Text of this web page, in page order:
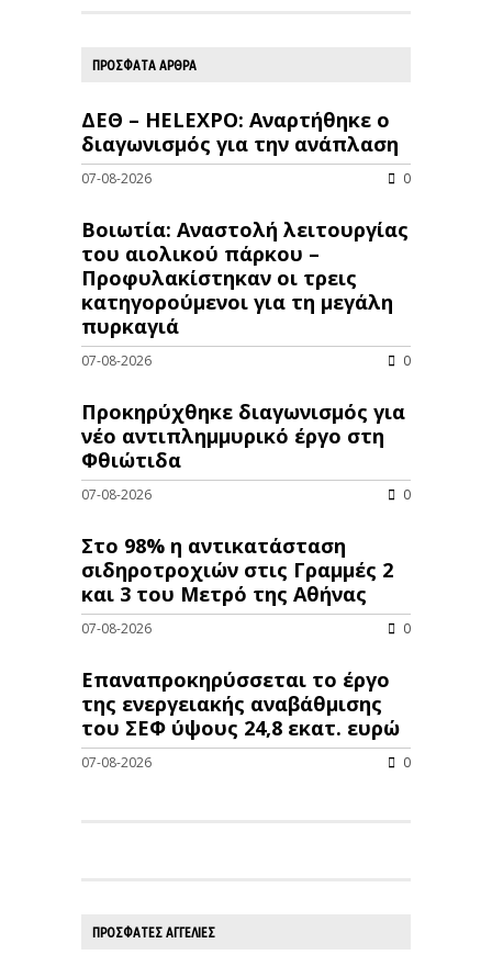
ΠΡΟΣΦΑΤΑ ΑΡΘΡΑ
ΔΕΘ – HELEXPO: Αναρτήθηκε ο
διαγωνισμός για την ανάπλαση
07-08-2026 0
Βοιωτία: Αναστολή λειτουργίας
του αιολικού πάρκου –
Προφυλακίστηκαν οι τρεις
κατηγορούμενοι για τη μεγάλη
πυρκαγιά
07-08-2026 0
Προκηρύχθηκε διαγωνισμός για
νέo αντιπλημμυρικό έργο στη
Φθιώτιδα
07-08-2026 0
Στο 98% η αντικατάσταση
σιδηροτροχιών στις Γραμμές 2
και 3 του Μετρό της Αθήνας
07-08-2026 0
Επαναπροκηρύσσεται το έργο
της ενεργειακής αναβάθμισης
του ΣΕΦ ύψους 24,8 εκατ. ευρώ
07-08-2026 0
ΠΡΟΣΦΑΤΕΣ ΑΓΓΕΛΙΕΣ